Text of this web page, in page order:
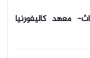
معهد كاليفورنيا